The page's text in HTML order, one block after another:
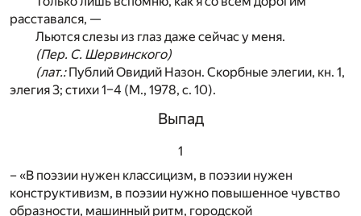
расставался, —
Льются слезы из глаз даже сейчас у меня.
(Пер. С. Шервинского)
(лат.:Публий Овидий Назон. Скорбные элегии, кн. 1,
элегия 3; стихи 1–4 (М., 1978, с. 10).
Выпад
1
– «В поэзии нужен классицизм, в поэзии нужен
конструктивизм, в поэзии нужно повышенное чувство
образности, машинный ритм, городской